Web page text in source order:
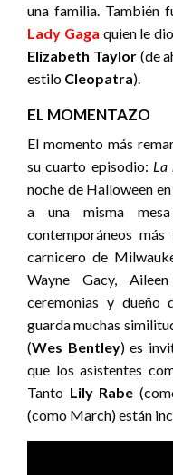
una familia. También
Lady Gaga quien le
Elizabeth Taylor(de
estilo Cleopatra).
EL MOMENTAZO
El momento más
su cuarto episodio: La
noche de Halloween
a una misma
contemporáneos
carnicero de
Wayne Gacy,
ceremonias y dueño
guarda muchas
(Wes Bentley) es
que los asistentes
Tanto Lily Rabe
(como March) están